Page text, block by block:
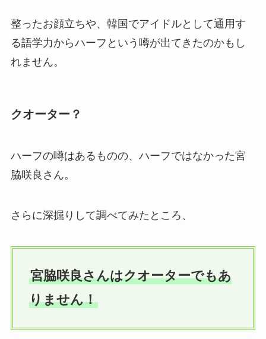
整ったお顔立ちや、韓国でアイドルとして通用す
る語学力からハーフという噂が出てきたのかもし
れません。
クオーター？
ハーフの噂はあるものの、ハーフではなかった宮
脇咲良さん。
さらに深掘りして調べてみたところ、
宮脇咲良さんはクオーターでもあ
りません！